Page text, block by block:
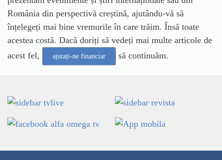
România din perspectivă creștină, ajutându-vă să
înțelegeți mai bine vremurile în care trăim. Însă toate
acestea costă. Dacă doriți să vedeți mai multe articole de
acest fel,
ajutați-ne financiar să continuăm.